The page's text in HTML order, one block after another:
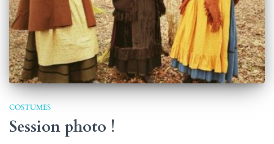
COSTUMES
Session photo !